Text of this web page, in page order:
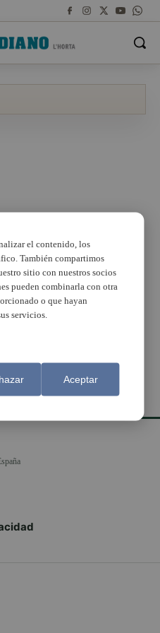
el contenido, los
También compartimos
sitio con nuestros socios
pueden combinarla con otra
o que hayan
servicios.
Aceptar